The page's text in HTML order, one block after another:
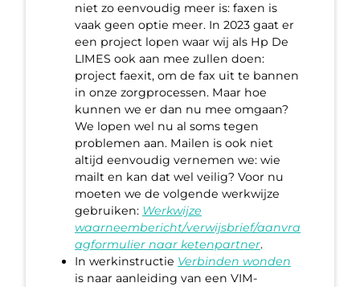
niet zo eenvoudig meer is: faxen is
vaak geen optie meer. In 2023 gaat er
een project lopen waar wij als Hp De
LIMES ook aan mee zullen doen:
project faexit, om de fax uit te bannen
in onze zorgprocessen. Maar hoe
kunnen we er dan nu mee omgaan?
We lopen wel nu al soms tegen
problemen aan. Mailen is ook niet
altijd eenvoudig vernemen we: wie
mailt en kan dat wel veilig? Voor nu
moeten we de volgende werkwijze
gebruiken: Werkwijze
waarneembericht/verwijsbrief/aanvra
agformulier naar ketenpartner.
In werkinstructie Verbinden wonden
is naar aanleiding van een VIM-